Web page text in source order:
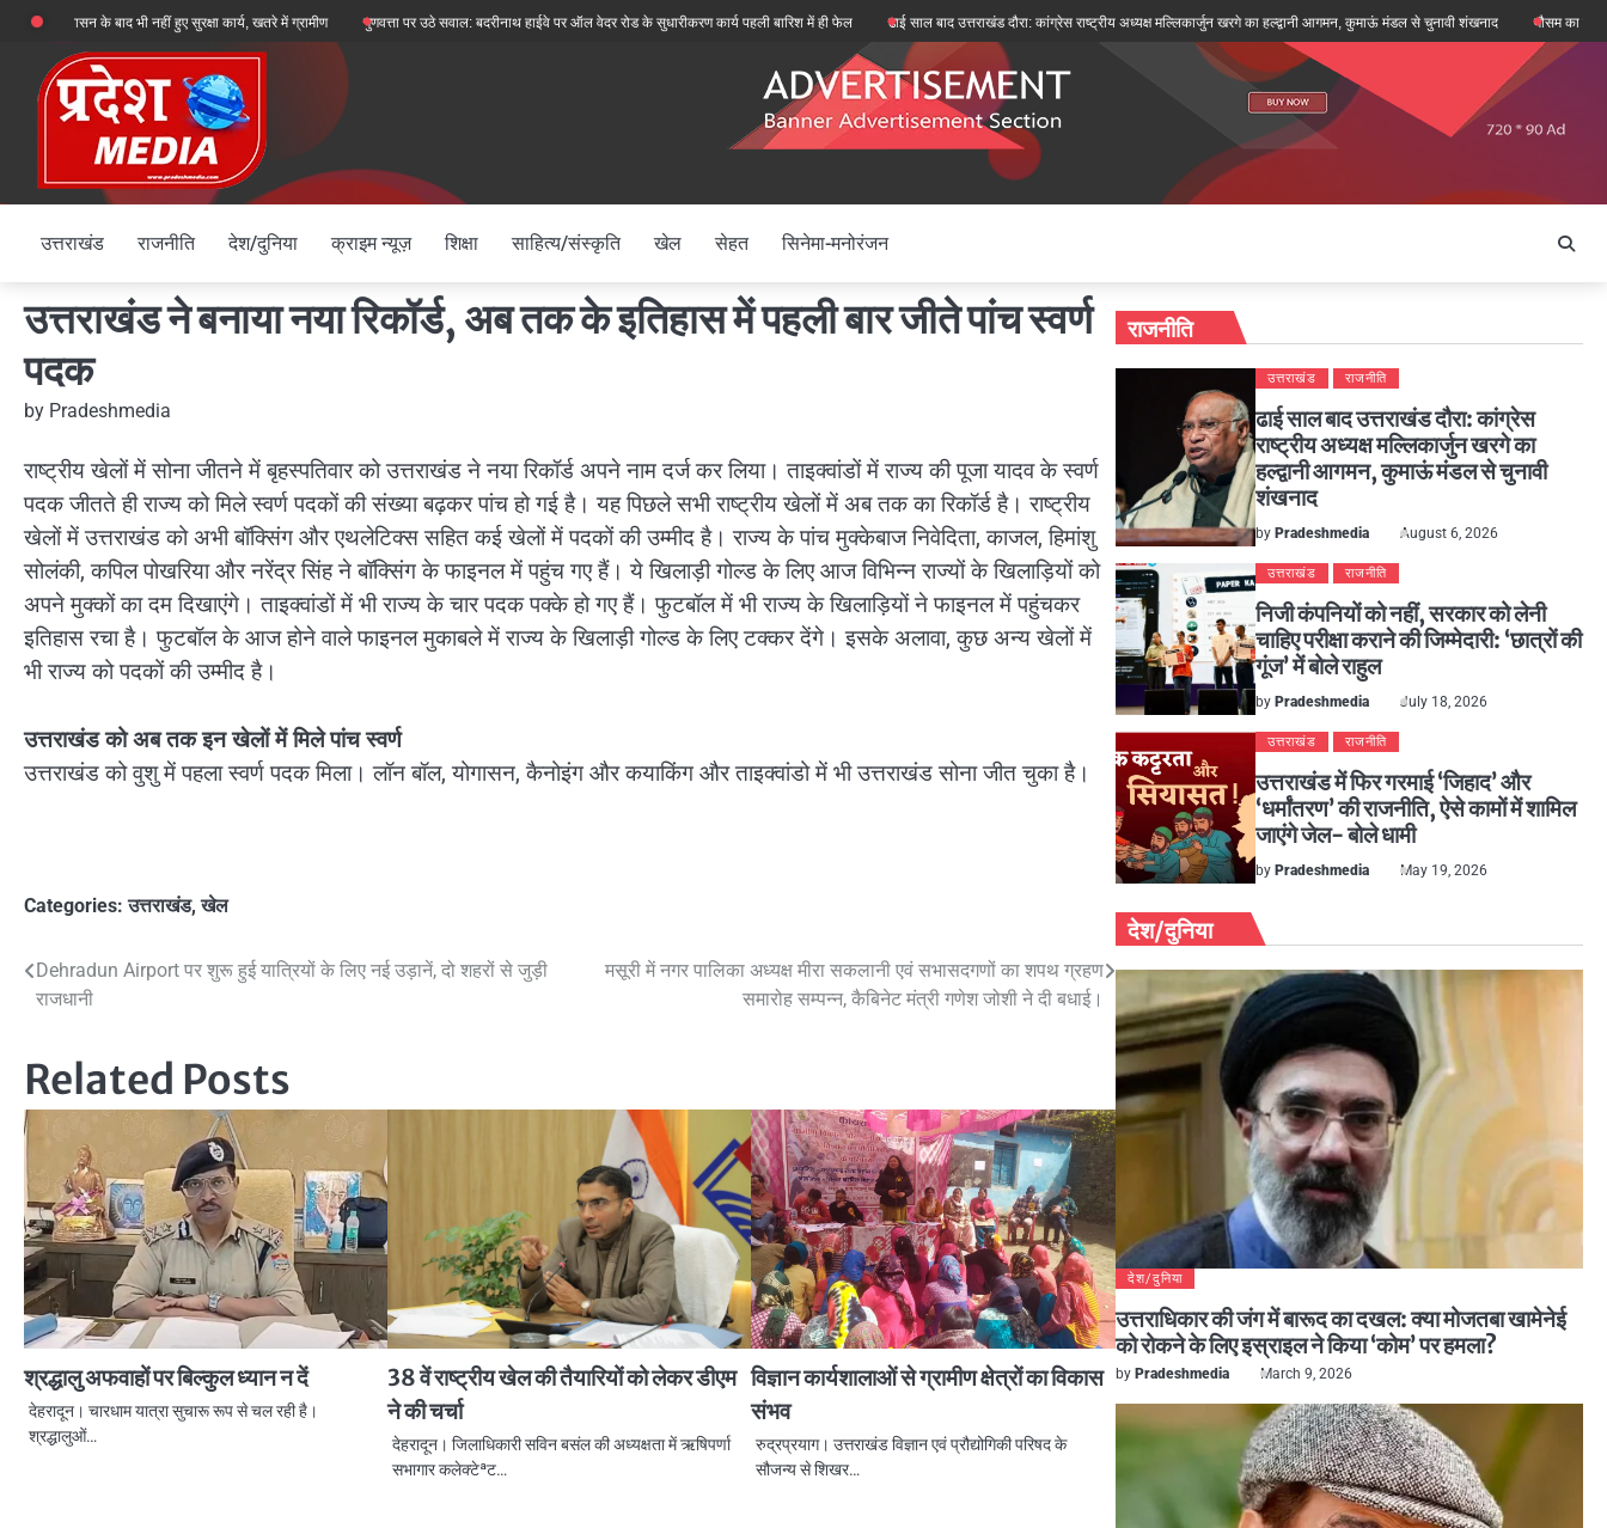
Skip
content
के बाद भी नहीं हुए सुरक्षा कार्य, खतरे में ग्रामीण गुणवत्ता पर उठे सवाल: बदरीनाथ हाईवे पर ऑल वेदर रोड के सुधारीकरण कार्य पहली बारिश में ही फेल ढाई साल बाद उत्तराखंड दौरा: कांग्रेस राष्ट्रीय अध्यक्ष मल्लिकार्जुन खरगे का हल्द्वानी आगमन, कुमाऊं मंडल से चुनावी शंखनाद मौसम का रेडार:
उत्तराखंड राजनीति देश/दुनिया क्राइम न्यूज़ शिक्षा साहित्य/संस्कृति खेल सेहत सिनेमा-मनोरंजन
उत्तराखंड ने बनाया नया रिकॉर्ड, अब तक के इतिहास में पहली बार जीते पांच स्वर्ण
पदक
by Pradeshmedia
राष्ट्रीय खेलों में सोना जीतने में बृहस्पतिवार को उत्तराखंड ने नया रिकॉर्ड अपने नाम दर्ज कर लिया। ताइक्वांडों में राज्य की पूजा यादव के स्वर्ण
पदक जीतते ही राज्य को मिले स्वर्ण पदकों की संख्या बढ़कर पांच हो गई है। यह पिछले सभी राष्ट्रीय खेलों में अब तक का रिकॉर्ड है। राष्ट्रीय
खेलों में उत्तराखंड को अभी बॉक्सिंग और एथलेटिक्स सहित कई खेलों में पदकों की उम्मीद है। राज्य के पांच मुक्केबाज निवेदिता, काजल, हिमांशु
सोलंकी, कपिल पोखरिया और नरेंद्र सिंह ने बॉक्सिंग के फाइनल में पहुंच गए हैं। ये खिलाड़ी गोल्ड के लिए आज विभिन्न राज्यों के खिलाड़ियों को
अपने मुक्कों का दम दिखाएंगे। ताइक्वांडों में भी राज्य के चार पदक पक्के हो गए हैं। फुटबॉल में भी राज्य के खिलाड़ियों ने फाइनल में पहुंचकर
इतिहास रचा है। फुटबॉल के आज होने वाले फाइनल मुकाबले में राज्य के खिलाड़ी गोल्ड के लिए टक्कर देंगे। इसके अलावा, कुछ अन्य खेलों में
भी राज्य को पदकों की उम्मीद है।
उत्तराखंड को अब तक इन खेलों में मिले पांच स्वर्ण
उत्तराखंड को वुशु में पहला स्वर्ण पदक मिला। लॉन बॉल, योगासन, कैनोइंग और कयाकिंग और ताइक्वांडो में भी उत्तराखंड सोना जीत चुका है।
Categories:उत्तराखंड,खेल
Post
Dehradun Airport पर शुरू हुई यात्रियों के लिए नई उड़ानें, दो शहरों से जुड़ी
राजधानी
मसूरी में नगर पालिका अध्यक्ष मीरा सकलानी एवं सभासदगणों का शपथ ग्रहण
समारोह सम्पन्न, कैबिनेट मंत्री गणेश जोशी ने दी बधाई।
Related Posts
श्रद्धालु अफवाहों पर बिल्कुल ध्यान न दें
देहरादून। चारधाम यात्रा सुचारू रूप से चल रही है।
श्रद्धालुओं…
38 वें राष्ट्रीय खेल की तैयारियों को लेकर डीएम
ने की चर्चा
देहरादून। जिलाधिकारी सविन बसंल की अध्यक्षता में ऋषिपर्णा
सभागार कलेक्टेªट…
विज्ञान कार्यशालाओं से ग्रामीण क्षेत्रों का विकास
संभव
रुद्रप्रयाग। उत्तराखंड विज्ञान एवं प्रौद्योगिकी परिषद के
सौजन्य से शिखर…
राजनीति
उत्तराखंड राजनीति
ढाई साल बाद उत्तराखंड दौरा: कांग्रेस
राष्ट्रीय अध्यक्ष मल्लिकार्जुन खरगे का
हल्द्वानी आगमन, कुमाऊं मंडल से चुनावी
शंखनाद
by Pradeshmedia August 6, 2026
उत्तराखंड राजनीति
निजी कंपनियों को नहीं, सरकार को लेनी
चाहिए परीक्षा कराने की जिम्मेदारी: ‘छात्रों की
गूंज’ में बोले राहुल
by Pradeshmedia July 18, 2026
उत्तराखंड राजनीति
उत्तराखंड में फिर गरमाई ‘जिहाद’ और
‘धर्मांतरण’ की राजनीति, ऐसे कामों में शामिल
जाएंगे जेल- बोले धामी
by Pradeshmedia May 19, 2026
देश/दुनिया
देश/दुनिया
उत्तराधिकार की जंग में बारूद का दखल: क्या मोजतबा खामेनेई
को रोकने के लिए इस्राइल ने किया ‘कोम’ पर हमला?
by Pradeshmedia March 9, 2026